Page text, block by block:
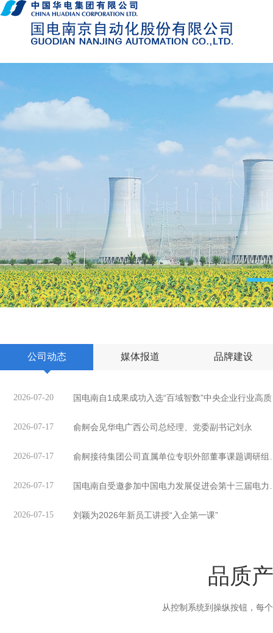
公司动态 媒体报道 品牌建设
2026-07-20
2026-07-17 俞舸会见华电广西公司总经理、党委副书记刘永
2026-07-17
2026-07-17
2026-07-15 刘颖为2026年新员工讲授“入企第一课”
品质
从控制系统到操纵按钮，每